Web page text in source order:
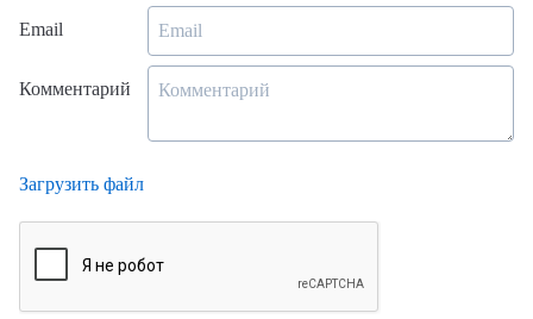
Email
Комментарий
Загрузить файл